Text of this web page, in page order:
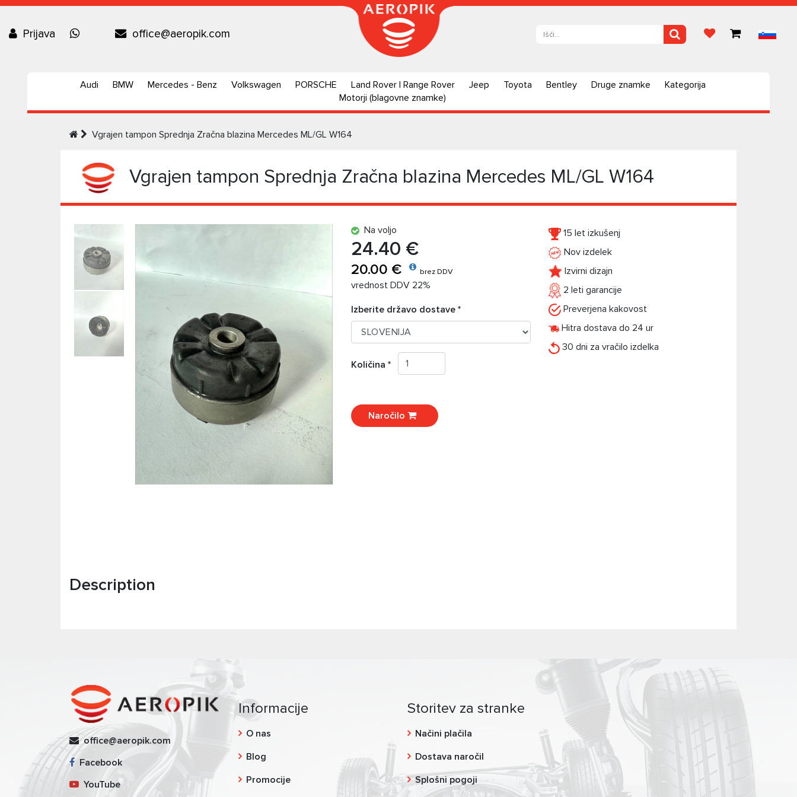
Prijava office@aeropik.com
Audi BMW Mercedes - Benz Volkswagen PORSCHE Land Rover | Range Rover Jeep Toyota Bentley Druge znamke
Kategorija
Motorji (blagovne znamke)
Vgrajen tampon Sprednja Zračna blazina Mercedes ML/GL W164
Vgrajen tampon Sprednja Zračna blazina Mercedes ML/GL W164
Na voljo
24.40 €
20.00 € brez DDV
vrednost DDV 22%
Izberite državo dostave *
Količina *
Naročilo
15 let izkušenj
Nov izdelek
Izvirni dizajn
2 leti garancije
Preverjena kakovost
Hitra dostava do 24 ur
30 dni za vračilo izdelka
Description
office@aeropik.com
Facebook
YouTube
Informacije
O nas
Blog
Promocije
Storitev za stranke
Načini plačila
Dostava naročil
Splošni pogoji